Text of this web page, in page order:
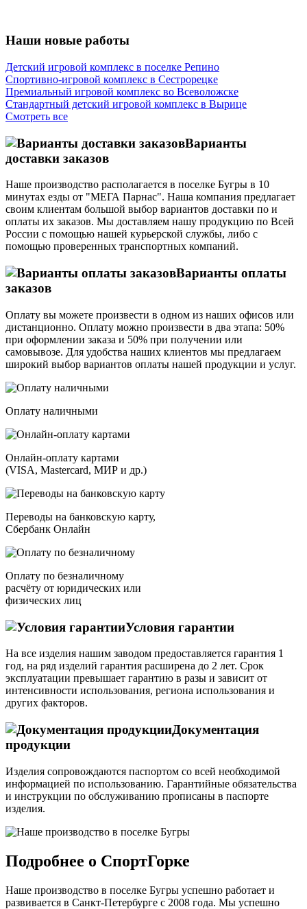
Наши новые работы
Детский игровой комплекс в поселке Репино
Спортивно-игровой комплекс в Сестрорецке
Премиальный игровой комплекс во Всеволожске
Стандартный детский игровой комплекс в Вырице
Смотреть все
Варианты
доставки заказов
Наше производство располагается в поселке Бугры в 10
минутах езды от "МЕГА Парнас". Наша компания предлагает
своим клиентам большой выбор вариантов доставки по и
оплаты их заказов. Мы доставляем нашу продукцию по Всей
России с помощью нашей курьерской службы, либо с
помощью проверенных транспортных компаний.
Варианты оплаты
заказов
Оплату вы можете произвести в одном из наших офисов или
дистанционно. Оплату можно произвести в два этапа: 50%
при оформлении заказа и 50% при получении или
самовывозе. Для удобства наших клиентов мы предлагаем
широкий выбор вариантов оплаты нашей продукции и услуг.
Оплату наличными
Онлайн-оплату картами
(VISA, Mastercard, МИР и др.)
Переводы на банковскую карту,
Сбербанк Онлайн
Оплату по безналичному
расчёту от юридических или
физических лиц
Условия гарантии
На все изделия нашим заводом предоставляется гарантия 1
год, на ряд изделий гарантия расширена до 2 лет. Срок
эксплуатации превышает гарантию в разы и зависит от
интенсивности использования, региона использования и
других факторов.
Документация
продукции
Изделия сопровождаются паспортом со всей необходимой
информацией по использованию. Гарантийные обязательства
и инструкции по обслуживанию прописаны в паспорте
изделия.
Подробнее о СпортГорке
Наше производство в поселке Бугры успешно работает и
развивается в Санкт-Петербурге с 2008 года. Мы успешно